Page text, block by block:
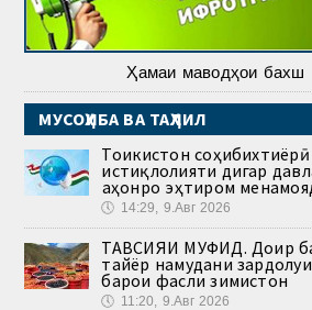
Ҳамаи маводҳои бахш
МУСОҲИБА ВА ТАҲЛИЛ
Тоҷикистон
истиқлолияти дигар
ҷаҳонро эҳтиром
🕔 14:29, 9.Авг 2026
ТАВСИЯИ МУФИД. Доир
тайёр намудани
барои фасли зимистон
🕔 11:20, 9.Авг 2026